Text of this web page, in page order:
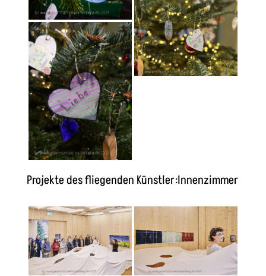
Projekte des fliegenden Künstler:Innenzimmer